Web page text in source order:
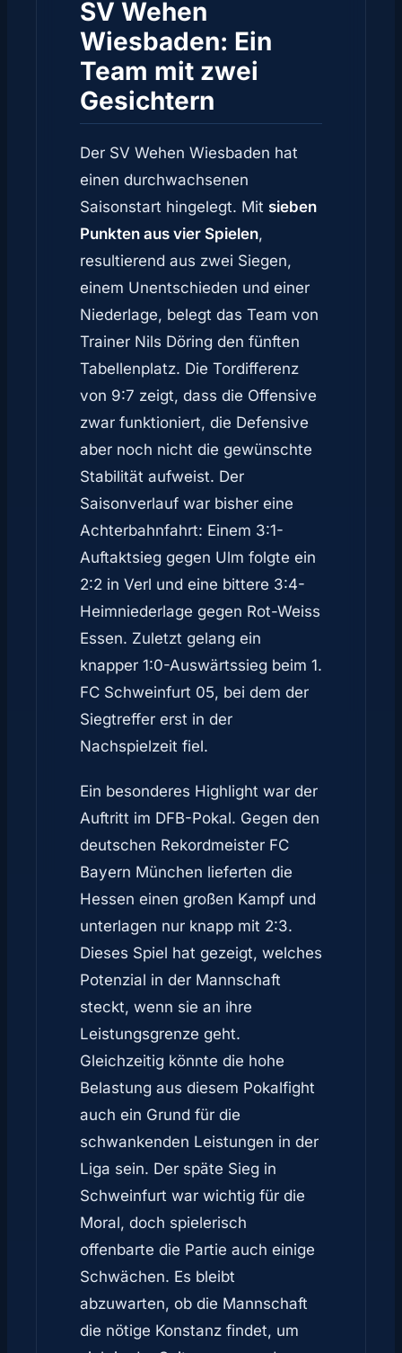
SV Wehen
Wiesbaden: Ein
Team mit zwei
Gesichtern
Der SV Wehen Wiesbaden hat
einen durchwachsenen
Saisonstart hingelegt. Mit sieben
Punkten aus vier Spielen,
resultierend aus zwei Siegen,
einem Unentschieden und einer
Niederlage, belegt das Team von
Trainer Nils Döring den fünften
Tabellenplatz. Die Tordifferenz
von 9:7 zeigt, dass die Offensive
zwar funktioniert, die Defensive
aber noch nicht die gewünschte
Stabilität aufweist. Der
Saisonverlauf war bisher eine
Achterbahnfahrt: Einem 3:1-
Auftaktsieg gegen Ulm folgte ein
2:2 in Verl und eine bittere 3:4-
Heimniederlage gegen Rot-Weiss
Essen. Zuletzt gelang ein
knapper 1:0-Auswärtssieg beim 1.
FC Schweinfurt 05, bei dem der
Siegtreffer erst in der
Nachspielzeit fiel.
Ein besonderes Highlight war der
Auftritt im DFB-Pokal. Gegen den
deutschen Rekordmeister FC
Bayern München lieferten die
Hessen einen großen Kampf und
unterlagen nur knapp mit 2:3.
Dieses Spiel hat gezeigt, welches
Potenzial in der Mannschaft
steckt, wenn sie an ihre
Leistungsgrenze geht.
Gleichzeitig könnte die hohe
Belastung aus diesem Pokalfight
auch ein Grund für die
schwankenden Leistungen in der
Liga sein. Der späte Sieg in
Schweinfurt war wichtig für die
Moral, doch spielerisch
offenbarte die Partie auch einige
Schwächen. Es bleibt
abzuwarten, ob die Mannschaft
die nötige Konstanz findet, um